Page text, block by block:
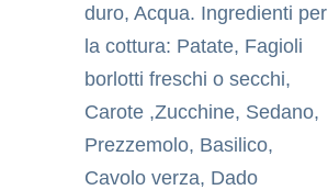
duro, Acqua. Ingredienti per
la cottura: Patate, Fagioli
borlotti freschi o secchi,
Carote ,Zucchine, Sedano,
Prezzemolo, Basilico,
Cavolo verza, Dado